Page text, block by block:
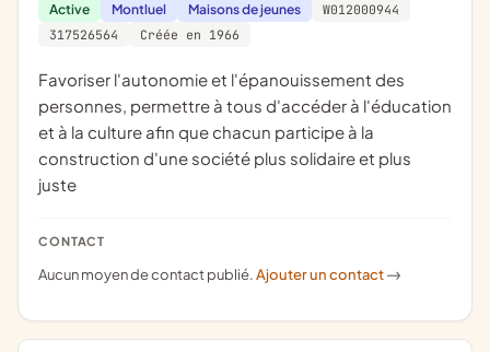
Active Montluel Maisons de jeunes
W012000944
317526564
Créée en 1966
favoriser l'autonomie et l'épanouissement des
personnes, permettre à tous d'accéder à l'éducation
et à la culture afin que chacun participe à la
construction d'une société plus solidaire et plus
juste
CONTACT
Aucun moyen de contact publié.Ajouter un contact ->